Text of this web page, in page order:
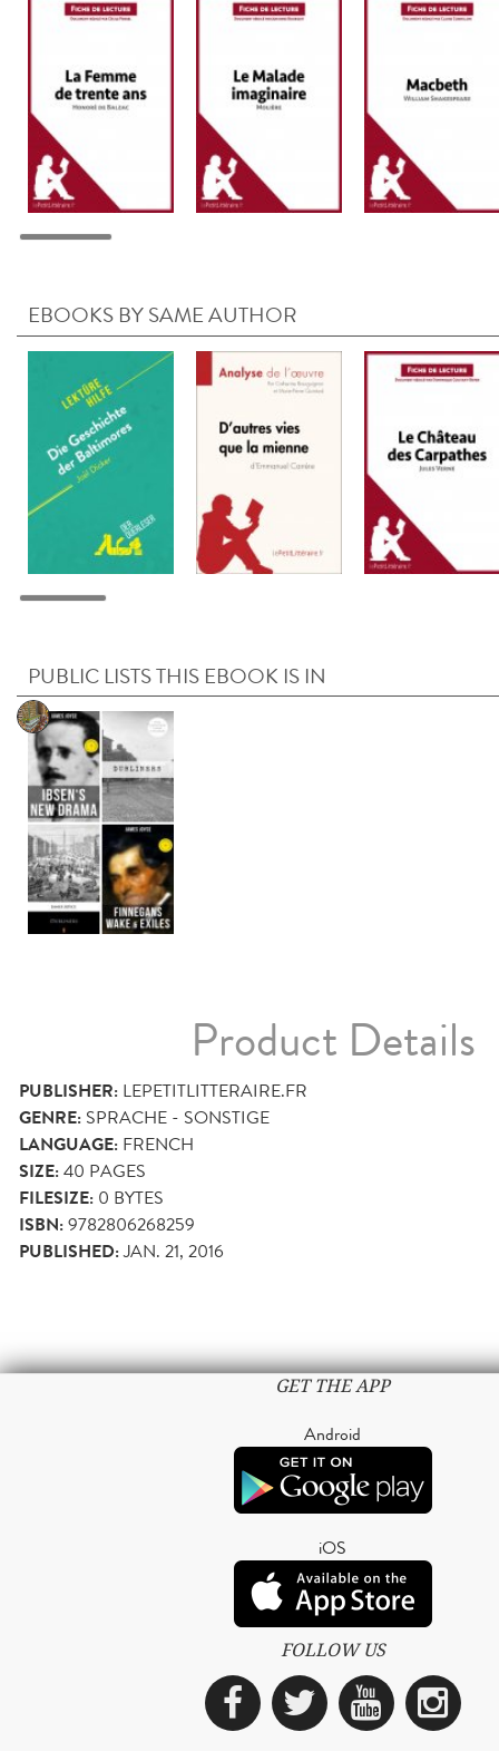
EBOOKS BY SAME AUTHOR
PUBLIC LISTS THIS EBOOK IS IN
Product Details
PUBLISHER: LEPETITLITTERAIRE.FR
GENRE: SPRACHE - SONSTIGE
LANGUAGE: FRENCH
SIZE:40 PAGES
FILESIZE: 0 BYTES
ISBN:9782806268259
PUBLISHED:JAN. 21, 2016
GET THE APP
Android
iOS
FOLLOW US
Facebook
Twitter